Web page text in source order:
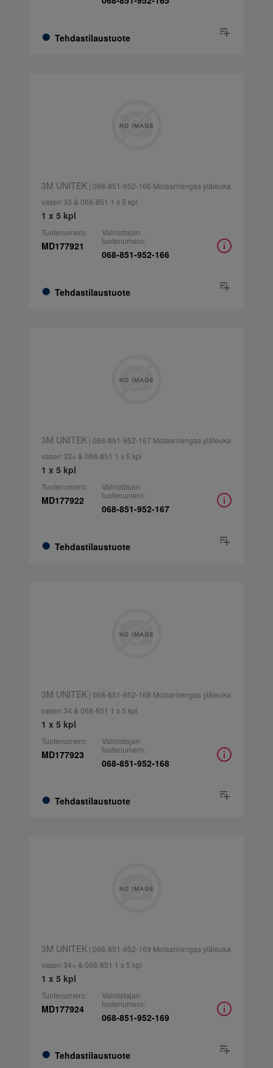
Tehdastilaustuote
3M UNITEK| 068-851-952-166 Molaarirengas yläleuka
vasen 33 & 068-851 1 x 5 kpl
1 x 5 kpl
Tuotenumero:
MD177921
Tehdastilaustuote
Valmistajan
tuotenumero:
068-851-952-166
3M UNITEK| 068-851-952-167 Molaarirengas yläleuka
vasen 33+ & 068-851 1 x 5 kpl
1 x 5 kpl
Tuotenumero:
MD177922
Tehdastilaustuote
Valmistajan
tuotenumero:
068-851-952-167
3M UNITEK| 068-851-952-168 Molaarirengas yläleuka
vasen 34 & 068-851 1 x 5 kpl
1 x 5 kpl
Tuotenumero:
MD177923
Tehdastilaustuote
Valmistajan
tuotenumero:
068-851-952-168
3M UNITEK| 068-851-952-169 Molaarirengas yläleuka
vasen 34+ & 068-851 1 x 5 kpl
1 x 5 kpl
Tuotenumero:
MD177924
Tehdastilaustuote
Valmistajan
tuotenumero:
068-851-952-169